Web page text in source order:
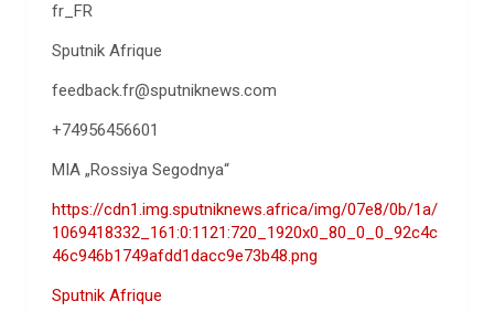
fr_FR
Sputnik Afrique
feedback.fr@sputniknews.com
+74956456601
MIA „Rossiya Segodnya“
https://cdn1.img.sputniknews.africa/img/07e8/0b/1a/
1069418332_161:0:1121:720_1920x0_80_0_0_92c4c
46c946b1749afdd1dacc9e73b48.png
Sputnik Afrique